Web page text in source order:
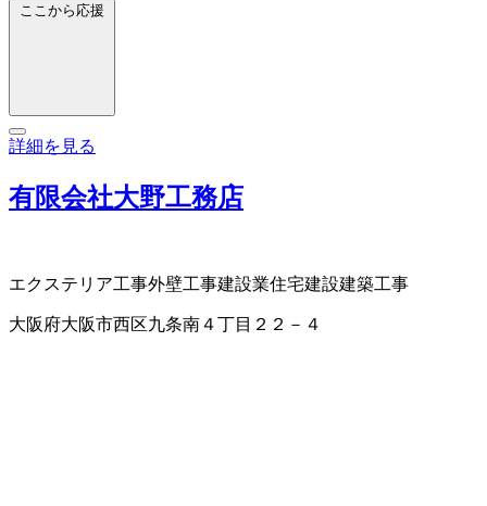
ここから応援
詳細を見る
有限会社大野工務店
エクステリア工事外壁工事建設業住宅建設建築工事
大阪府大阪市西区九条南４丁目２２－４